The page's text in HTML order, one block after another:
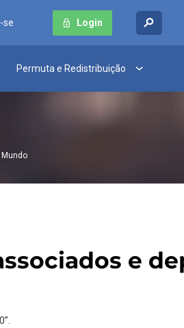
se Login
Permuta e Redistribuição
e